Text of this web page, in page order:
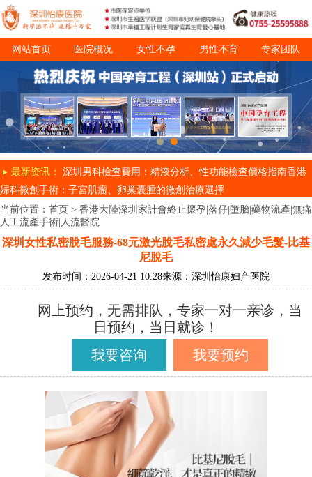
网站首页 医院概况 女性不孕 男性不育 专家团队
诊疗项目 就医指南
最新资讯： 深圳男科檢查費用：精液分析、性功能檢查價格指南香港
婦科微創手術：子宮肌瘤、卵巢囊腫的微創治療選擇
当前位置： 首页 > 香港大陸深圳家計會終止懷孕|落仔|墮胎|藥物流產|無痛
人工流產手術|人流醫院
深圳女性私密脫毛服務-68元激光脫毛私密處永久減少毛髮-比基
尼脫毛
发布时间：2026-04-21 10:28来源：深圳怡康妇产医院
网上预约，无需排队，专家一对一亲诊，当
日预约，当日就诊！
我要咨询
我要预约